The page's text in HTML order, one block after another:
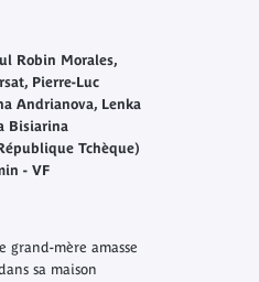
Robin Morales,
Pierre-Luc
Andrianova, Lenka
Bisiarina
Tchèque)
- VF
grand-mère amasse
sa maison